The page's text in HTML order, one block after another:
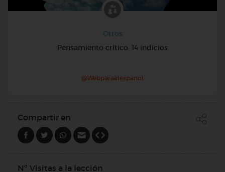
Otros
Pensamiento crítico: 14 indicios
@Webparaelespanol
Compartir en
Nº Visitas a la lección